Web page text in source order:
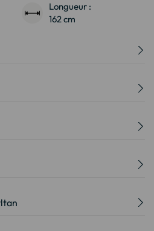
Longueur :
162 cm